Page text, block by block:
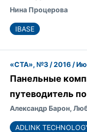
Нина Процерова
IBASE
«СТА», №3 / 2016 /
Панельные
путеводитель
Александр Барон,
ADLINK